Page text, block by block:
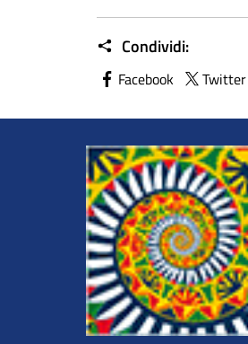
Condividi:
Facebook Twitter